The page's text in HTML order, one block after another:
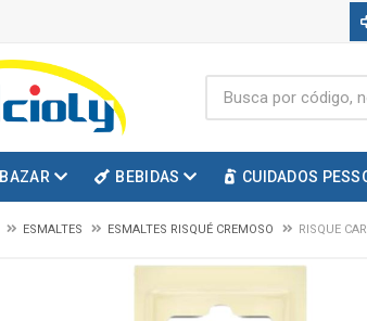
BAZAR BEBIDAS CUIDADOS
ESMALTES ESMALTES RISQUÉ CREMOSO RISQUE